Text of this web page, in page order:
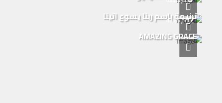
ترنيمة باسم ربنا يسوع اتينا
ترانيم كنيسة
AMAZING GRACE